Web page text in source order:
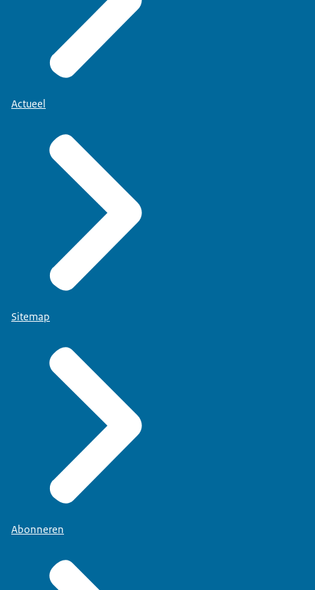
Actueel
Sitemap
Abonneren